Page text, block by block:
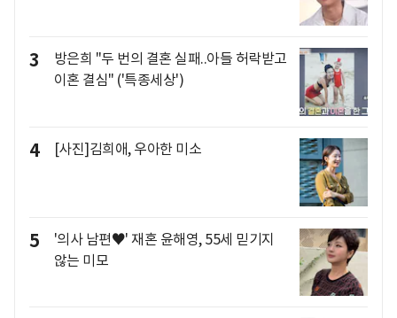
3
방은희 "두 번의 결혼 실패..아들 허락받고
이혼 결심" ('특종세상')
4 [사진]김희애, 우아한 미소
5
'의사 남편♥' 재혼 윤해영, 55세 믿기지
않는 미모